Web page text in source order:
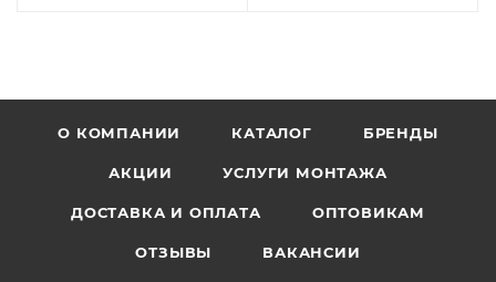
О КОМПАНИИ КАТАЛОГ БРЕНДЫ
АКЦИИ УСЛУГИ МОНТАЖА
ДОСТАВКА И ОПЛАТА ОПТОВИКАМ
ОТЗЫВЫ ВАКАНСИИ